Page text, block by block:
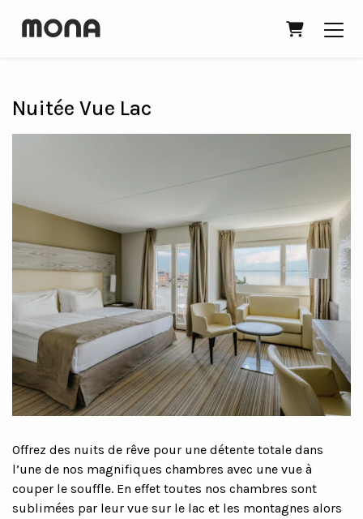
PANIER
Nuitée Vue Lac
Offrez des nuits de rêve pour une détente totale dans
l’une de nos magnifiques chambres avec une vue à
couper le souffle. En effet toutes nos chambres sont
sublimées par leur vue sur le lac et les montagnes alors